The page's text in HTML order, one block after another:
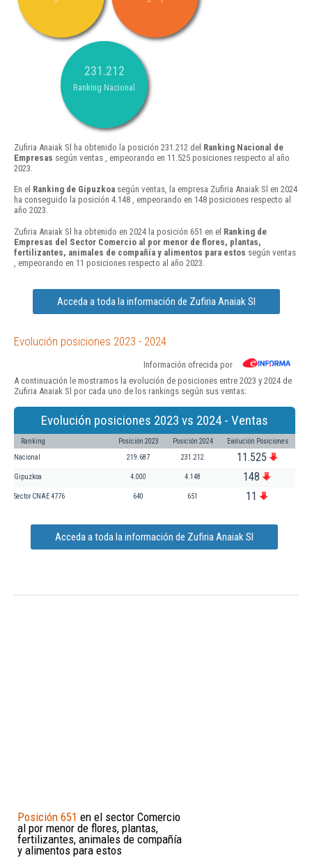
231.212
Ranking Nacional
Zufiria Anaiak Sl ha obtenido la posición 231.212 del Ranking Nacional de
Empresas según ventas , empeorando en 11.525 posiciones respecto al año
2023.
En el Ranking de Gipuzkoa según ventas, la empresa Zufiria Anaiak Sl en 2024
ha conseguido la posición 4.148 , empeorando en 148 posiciones respecto al
año 2023.
Zufiria Anaiak Sl ha obtenido en 2024 la posición 651 en el Ranking de
Empresas del Sector Comercio al por menor de flores, plantas,
fertilizantes, animales de compañía y alimentos para estos según ventas
, empeorando en 11 posiciones respecto al año 2023.
Acceda a toda la información de Zufiria Anaiak Sl
Evolución posiciones 2023 - 2024
Información ofrecida por
A continuación le mostramos la evolución de posiciones entre 2023 y 2024 de
Zufiria Anaiak Sl por cada uno de los rankings según sus ventas:
Evolución posiciones 2023 vs 2024 - Ventas
Ranking Posición 2023 Posición 2024 Evolución Posiciones
Nacional 219.687 231.212 11.525
Gipuzkoa 4.000 4.148 148
Sector CNAE 4776 640 651 11
Acceda a toda la información de Zufiria Anaiak Sl
Posición 651 en el sector Comercio
al por menor de flores, plantas,
fertilizantes, animales de compañía
y alimentos para estos